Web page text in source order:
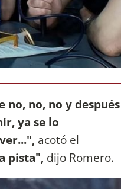
no, no, no y después
ya se lo
acotó el
pista", dijo Romero.